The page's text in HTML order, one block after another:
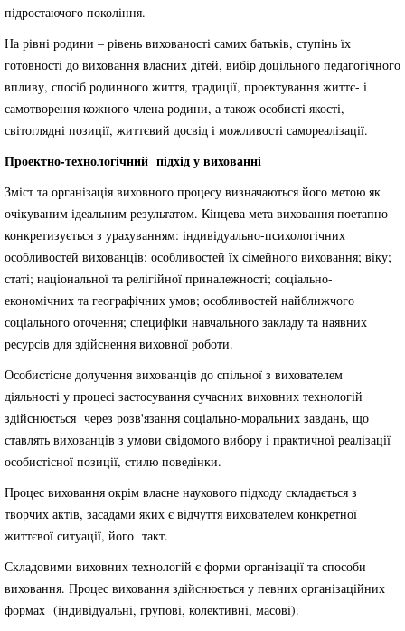
підростаючого покоління.
На рівні родини – рівень вихованості самих батьків, ступінь їх
готовності до виховання власних дітей, вибір доцільного педагогічного
впливу, спосіб родинного життя, традиції, проектування життє- і
самотворення кожного члена родини, а також особисті якості,
світоглядні позиції, життєвий досвід і можливості самореалізації.
Проектно-технологічний підхід у вихованні
Зміст та організація виховного процесу визначаються його метою як
очікуваним ідеальним результатом. Кінцева мета виховання поетапно
конкретизується з урахуванням: індивідуально-психологічних
особливостей вихованців; особливостей їх сімейного виховання; віку;
статі; національної та релігійної приналежності; соціально-
економічних та географічних умов; особливостей найближчого
соціального оточення; специфіки навчального закладу та наявних
ресурсів для здійснення виховної роботи.
Особистісне долучення вихованців до спільної з вихователем
діяльності у процесі застосування сучасних виховних технологій
здійснюється через розв'язання соціально-моральних завдань, що
ставлять вихованців з умови свідомого вибору і практичної реалізації
особистісної позиції, стилю поведінки.
Процес виховання окрім власне наукового підходу складається з
творчих актів, засадами яких є відчуття вихователем конкретної
життєвої ситуації, його такт.
Складовими виховних технологій є форми організації та способи
виховання. Процес виховання здійснюється у певних організаційних
формах (індивідуальні, групові, колективні, масові).